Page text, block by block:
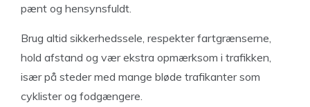
pænt og hensynsfuldt.
Brug altid sikkerhedssele, respekter fartgrænserne,
hold afstand og vær ekstra opmærksom i trafikken,
især på steder med mange bløde trafikanter som
cyklister og fodgængere.